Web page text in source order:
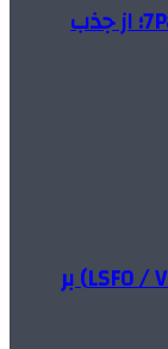
خدمات شبکه‌های اجتماعی 7Panel؛ از جذب
تأثیر سوخت‌های کم‌گوگرد (LSFO / VLSFO) بر